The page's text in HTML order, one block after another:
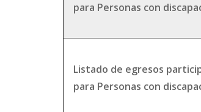
para Personas con
Listado de egresos
para Personas con